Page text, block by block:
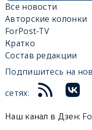
Все новости
Авторские колонки
ForPost-TV
Кратко
Состав редакции
Подпишитесь на
сетях:
Наш канал в Дзен: